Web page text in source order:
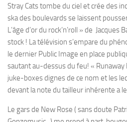
Stray Cats tombe du ciel et crée des
ska des boulevards se laissent
L’âge d’or du rock’n’roll » de
stock ! La télévision s’empare du
le dernier Public Image en place
sautant au-dessus du feu! « Runaway
juke-boxes dignes de ce nom et les
devant la note du tailleur inhérente a
Le gars de New Rose ( sans doute